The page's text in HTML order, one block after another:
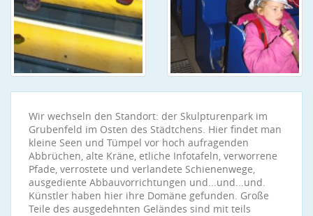
Wir wechseln den Standort: der Skulpturenpark im
Grubenfeld im Osten des Städtchens. Hier findet man
kleine Seen und Tümpel vor hoch aufragenden
Abbrüchen, alte Kräne, etliche Infotafeln, verworrene
Pfade, verrostete und verlandete Schienenwege,
ausgediente Abbauvorrichtungen und...und...und.
Künstler haben hier ihre Domäne gefunden. Große
Teile des ausgedehnten Geländes sind mit teils